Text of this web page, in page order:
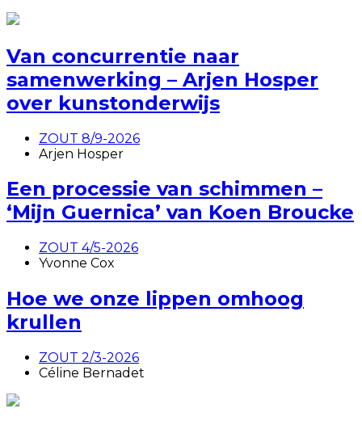
Van concurrentie naar
samenwerking – Arjen Hosper
over kunstonderwijs
ZOUT 8/9-2026
Arjen Hosper
Een processie van schimmen –
‘Mijn Guernica’ van Koen Broucke
ZOUT 4/5-2026
Yvonne Cox
Hoe we onze lippen omhoog
krullen
ZOUT 2/3-2026
Céline Bernadet